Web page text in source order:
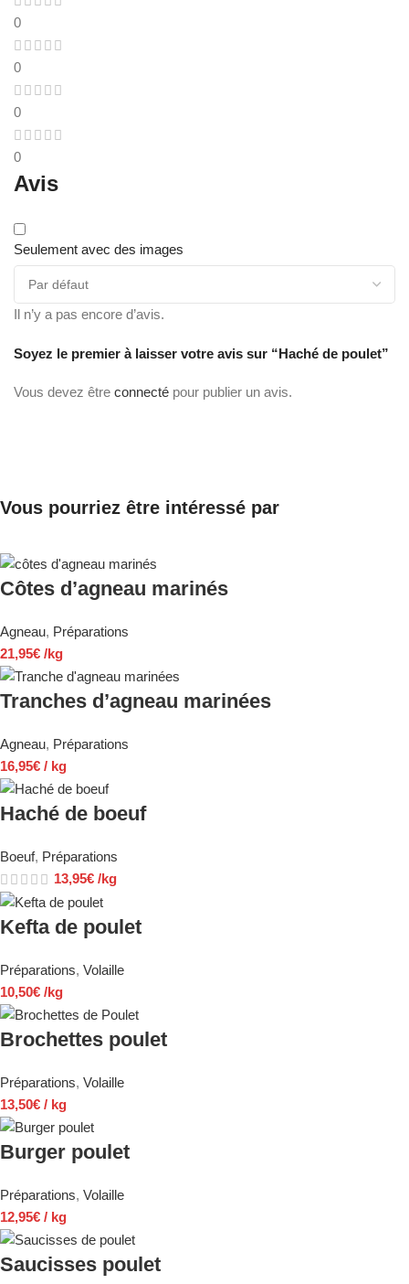
0
0
0
0
Avis
Seulement avec des images
Il n’y a pas encore d’avis.
Soyez le premier à laisser votre avis sur “Haché de poulet”
Vous devez être connecté pour publier un avis.
Vous pourriez être intéressé par
Côtes d’agneau marinés
Agneau, Préparations
21,95€ /kg
Tranches d’agneau marinées
Agneau, Préparations
16,95€ / kg
Haché de boeuf
Boeuf, Préparations
13,95€ /kg
Kefta de poulet
Préparations, Volaille
10,50€ /kg
Brochettes poulet
Préparations, Volaille
13,50€ / kg
Burger poulet
Préparations, Volaille
12,95€ / kg
Saucisses poulet